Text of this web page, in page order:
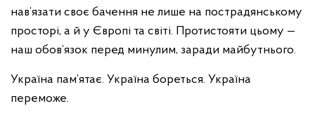
нав’язати своє бачення не лише на пострадянському
просторі, а й у Європі та світі. Протистояти цьому —
наш обов’язок перед минулим, заради майбутнього.
Україна пам’ятає. Україна бореться. Україна
переможе.